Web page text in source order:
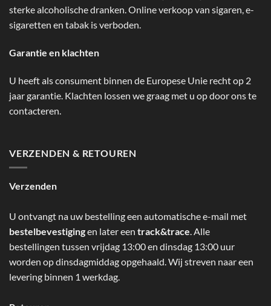
sterke alcoholische dranken. Online verkoop van sigaren, e-
sigaretten en tabak is verboden.
Garantie en klachten
U heeft als consument binnen de Europese Unie recht op 2
jaar garantie. Klachten lossen we graag met u op door ons te
contacteren.
VERZENDEN & RETOUREN
Verzenden
U ontvangt na uw bestelling een automatische e-mail met
bestelbevestigingen later een track&trace. Alle
bestellingen tussen vrijdag 13:00 en dinsdag 13:00 uur
worden op dinsdagmiddag opgehaald. Wij streven naar een
levering binnen 1 werkdag.